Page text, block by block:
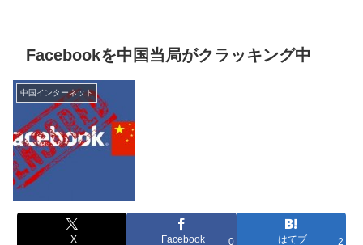
Facebookを中国当局がクラッキング中
中国インターネット
X Facebook 0 はてブ 2